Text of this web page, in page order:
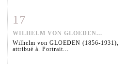
Fiche détaillée
17
WILHELM VON GLOEDEN...
Wilhelm von GLOEDEN (1856-1931),
attribué à. Portrait...